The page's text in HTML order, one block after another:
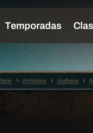
Itens Armadura Joalheria